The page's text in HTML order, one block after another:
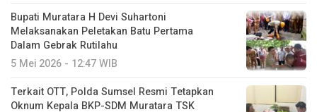
Bupati Muratara H Devi Suhartoni
Melaksanakan Peletakan Batu Pertama
Dalam Gebrak Rutilahu
5 Mei 2026 - 12:47 WIB
Terkait OTT, Polda Sumsel Resmi Tetapkan
Oknum Kepala BKP-SDM Muratara TSK